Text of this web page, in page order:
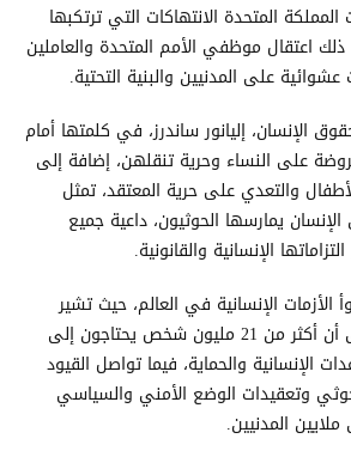
المتحدة الانتهاكات التي ترتكبها
اعتقال موظفي الأمم المتحدة والعاملين
على المدنيين والبنية التحتية.
الإنسان، إليانور ساندرز، في كلمتها أمام
على النساء وحرية تنقلهن، إضافة إلى
والتعدي على حرية المعتقد، تمثل
يمارسها الحوثيون، داعية جميع
الإنسانية والقانونية.
الإنسانية في العالم، حيث تشير
تقارير الأمم المتحدة إلى أن أكثر من 21 مليون شخص يحتاجون إلى
والحماية، فيما تواصل القيود
وتعقيدات الوضع الأمني والسياسي
المدنيين.